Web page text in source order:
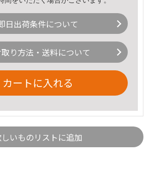
日出荷条件について
り方法・送料について
カートに入れる
いものリストに追加